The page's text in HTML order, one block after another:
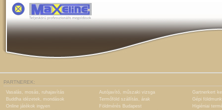
PARTNEREK:
Vasalás, mosás, ruhajavítás Autójavító, műszaki vizsga
Gartnerkert
Buddha idézetek, mondások
Termőföld szállítás, árak
Gépi
Online játékok ingyen
Földmérés Budapest
Higiéniai